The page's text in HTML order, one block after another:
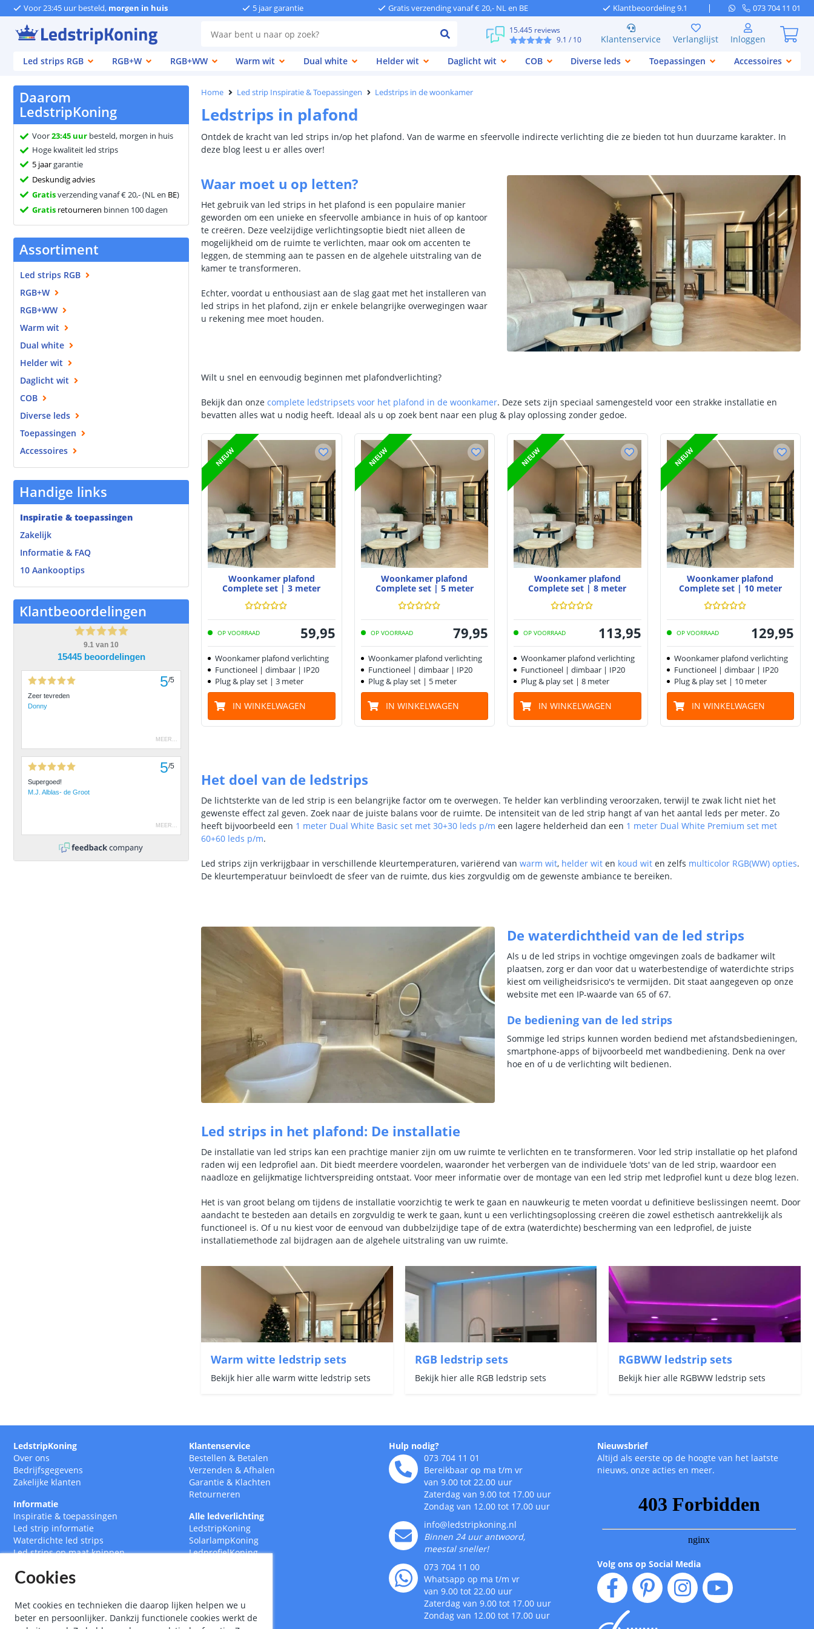
Voor 23:45 uur besteld, morgen in huis 5 jaar garantie Gratis verzending vanaf € 20,- NL en BE Klantbeoordeling 9.1 073 704 11 01
15.445 reviews
9.1 / 10 Klantenservice Verlanglijst
Inloggen
Led strips RGB
RGB+W RGB+WW Warm wit Dual white Helder wit Daglicht wit COB Diverse leds Toepassingen Accessoires
Daarom
LedstripKoning
Voor23:45 uur besteld, morgen in huis
Hoge kwaliteit led strips
5 jaargarantie
Deskundig advies
Gratisverzending vanaf € 20,- (NL en BE)
Gratis retourneren binnen 100 dagen
Assortiment
Led strips RGB
RGB+W
RGB+WW
Warm wit
Dual white
Helder wit
Daglicht wit
COB
Diverse leds
Toepassingen
Accessoires
Handige links
Inspiratie & toepassingen
Zakelijk
Informatie & FAQ
10 Aankooptips
Klantbeoordelingen
9.1 van 10
15445 beoordelingen
5/5
Zeer tevreden
Donny
MEER ...
5/5
Supergoed!
M.J. Alblas- de Groot
MEER ...
Home Led strip Inspiratie & Toepassingen Ledstrips in de woonkamer
Ledstrips in plafond
Ontdek de kracht van led strips in/op het plafond. Van de warme en sfeervolle indirecte verlichting die ze bieden tot hun duurzame karakter. In
deze blog leest u er alles over!
Waar moet u op letten?
Het gebruik van led strips in het plafond is een populaire manier
geworden om een unieke en sfeervolle ambiance in huis of op kantoor
te creëren. Deze veelzijdige verlichtingsoptie biedt niet alleen de
mogelijkheid om de ruimte te verlichten, maar ook om accenten te
leggen, de stemming aan te passen en de algehele uitstraling van de
kamer te transformeren.
Echter, voordat u enthousiast aan de slag gaat met het installeren van
led strips in het plafond, zijn er enkele belangrijke overwegingen waar
u rekening mee moet houden.
Wilt u snel en eenvoudig beginnen met plafondverlichting?
Bekijk dan onze complete ledstripsets voor het plafond in de woonkamer. Deze sets zijn speciaal samengesteld voor een strakke installatie en
bevatten alles wat u nodig heeft. Ideaal als u op zoek bent naar een plug & play oplossing zonder gedoe.
NIEUW
Woonkamer plafond
Complete set | 3 meter
OP VOORRAAD 59,95
Woonkamer plafond verlichting
Functioneel | dimbaar | IP20
Plug & play set | 3 meter
IN WINKELWAGEN
NIEUW
Woonkamer plafond
Complete set | 5 meter
OP VOORRAAD 79,95
Woonkamer plafond verlichting
Functioneel | dimbaar | IP20
Plug & play set | 5 meter
IN WINKELWAGEN
NIEUW
Woonkamer plafond
Complete set | 8 meter
OP VOORRAAD 113,95
Woonkamer plafond verlichting
Functioneel | dimbaar | IP20
Plug & play set | 8 meter
IN WINKELWAGEN
NIEUW
Woonkamer plafond
Complete set | 10 meter
OP VOORRAAD 129,95
Woonkamer plafond verlichting
Functioneel | dimbaar | IP20
Plug & play set | 10 meter
IN WINKELWAGEN
Het doel van de ledstrips
De lichtsterkte van de led strip is een belangrijke factor om te overwegen. Te helder kan verblinding veroorzaken, terwijl te zwak licht niet het
gewenste effect zal geven. Zoek naar de juiste balans voor de ruimte. De intensiteit van de led strip hangt af van het aantal leds per meter. Zo
heeft bijvoorbeeld een 1 meter Dual White Basic set met 30+30 leds p/m een lagere helderheid dan een 1 meter Dual White Premium set met
60+60 leds p/m.
Led strips zijn verkrijgbaar in verschillende kleurtemperaturen, variërend van warm wit, helder wit en koud wit en zelfs multicolor RGB(WW) opties.
De kleurtemperatuur beïnvloedt de sfeer van de ruimte, dus kies zorgvuldig om de gewenste ambiance te bereiken.
De waterdichtheid van de led strips
Als u de led strips in vochtige omgevingen zoals de badkamer wilt
plaatsen, zorg er dan voor dat u waterbestendige of waterdichte strips
kiest om veiligheidsrisico's te vermijden. Dit staat aangegeven op onze
website met een IP-waarde van 65 of 67.
De bediening van de led strips
Sommige led strips kunnen worden bediend met afstandsbedieningen,
smartphone-apps of bijvoorbeeld met wandbediening. Denk na over
hoe en of u de verlichting wilt bedienen.
Led strips in het plafond: De installatie
De installatie van led strips kan een prachtige manier zijn om uw ruimte te verlichten en te transformeren. Voor led strip installatie op het plafond
raden wij een ledprofiel aan. Dit biedt meerdere voordelen, waaronder het verbergen van de individuele 'dots' van de led strip, waardoor een
naadloze en gelijkmatige lichtverspreiding ontstaat. Voor meer informatie over de montage van een led strip met ledprofiel kunt u deze blog lezen.
Het is van groot belang om tijdens de installatie voorzichtig te werk te gaan en nauwkeurig te meten voordat u definitieve beslissingen neemt. Door
aandacht te besteden aan details en zorgvuldig te werk te gaan, kunt u een verlichtingsoplossing creëren die zowel esthetisch aantrekkelijk als
functioneel is. Of u nu kiest voor de eenvoud van dubbelzijdige tape of de extra (waterdichte) bescherming van een ledprofiel, de juiste
installatiemethode zal bijdragen aan de algehele uitstraling van uw ruimte.
Warm witte ledstrip sets
Bekijk hier alle warm witte ledstrip sets
RGB ledstrip sets
Bekijk hier alle RGB ledstrip sets
RGBWW ledstrip sets
Bekijk hier alle RGBWW ledstrip sets
LedstripKoning
Over ons
Bedrijfsgegevens
Zakelijke klanten
Informatie
Inspiratie & toepassingen
Led strip informatie
Waterdichte led strips
Led strips op maat knippen
Ledstrips 12 Volt
Klantenservice
Bestellen & Betalen
Verzenden & Afhalen
Garantie & Klachten
Retourneren
Alle ledverlichting
LedstripKoning
SolarlampKoning
LedprofielKoning
Hulp nodig?
073 704 11 01
Bereikbaar op ma t/m vr
van 9.00 tot 22.00 uur
Zaterdag van 9.00 tot 17.00 uur
Zondag van 12.00 tot 17.00 uur
info@ledstripkoning.nl
Binnen 24 uur antwoord,
meestal sneller!
073 704 11 00
Whatsapp op ma t/m vr
van 9.00 tot 22.00 uur
Zaterdag van 9.00 tot 17.00 uur
Zondag van 12.00 tot 17.00 uur
Nieuwsbrief
Altijd als eerste op de hoogte van het laatste
nieuws, onze acties en meer.
Volg ons op Social Media
Cookies
Met cookies en technieken die daarop lijken helpen we u
beter en persoonlijker. Dankzij functionele cookies werkt de